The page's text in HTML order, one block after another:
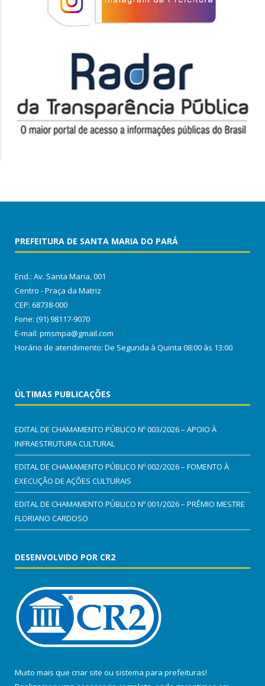
PREFEITURA DE SANTA MARIA DO PARÁ
End.: Av. Santa Maria, 001
Centro - Praça da Matriz
CEP: 68738-000
Fone: (91) 98117-9070
E-mail: pmsmpa@gmail.com
Horário de atendimento: De Segunda à Quinta 08:00 às 13:00
ÚLTIMAS PUBLICAÇÕES
EDITAL DE CHAMAMENTO PÚBLICO Nº 003/2026 – APOIO À
INFRAESTRUTURA CULTURAL
EDITAL DE CHAMAMENTO PÚBLICO Nº 002/2026 – FOMENTO À
EXECUÇÃO DE AÇÕES CULTURAIS
EDITAL DE CHAMAMENTO PÚBLICO Nº 001/2026 – PRÊMIO MESTRE
FLORIANO CARDOSO
DESENVOLVIDO POR CR2
Muito mais que criar site ou sistema para prefeituras!